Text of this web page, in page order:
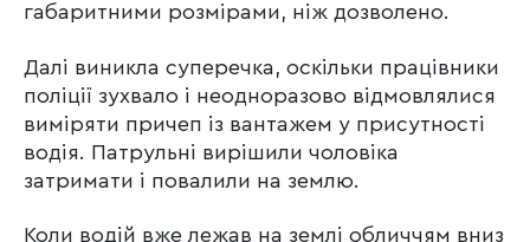
габаритними розмірами, ніж дозволено.
Далі виникла суперечка, оскільки працівники
поліції зухвало і неодноразово відмовлялися
виміряти причеп із вантажем у присутності
водія. Патрульні вирішили чоловіка
затримати і повалили на землю.
Коли водій вже лежав на землі обличчям вниз